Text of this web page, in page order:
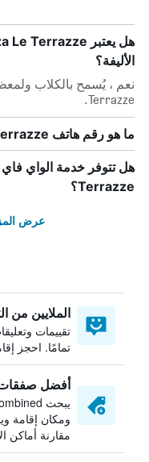
الأليفة؟
Terrazze.
ما هو رقم هاتف Residenza Le Terrazze؟
Terrazze؟
عرض
الملايين من
تقييمات
تمامًا. احجز
أفضل صفقات
ومكان إقامة
مقارنة أماكن